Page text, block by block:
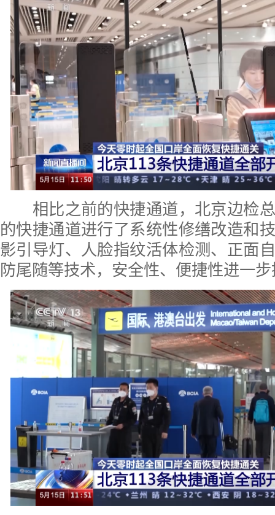
相比之前的快捷通道，北京边检总
的快捷通道进行了系统性修缮改造和
影引导灯、人脸指纹活体检测、正面
防尾随等技术，安全性、便捷性进一